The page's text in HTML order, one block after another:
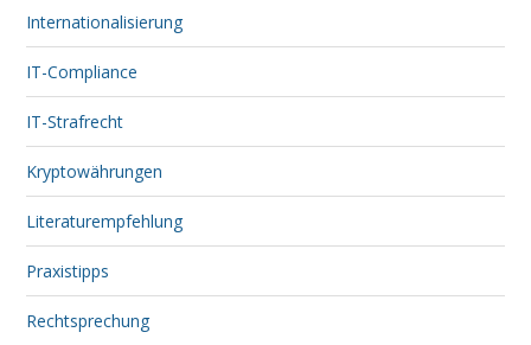
Internationalisierung
IT-Compliance
IT-Strafrecht
Kryptowährungen
Literaturempfehlung
Praxistipps
Rechtsprechung